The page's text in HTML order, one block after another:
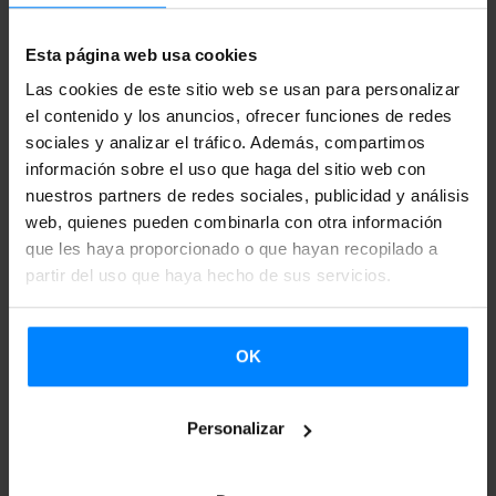
Esta página web usa cookies
Las cookies de este sitio web se usan para personalizar
el contenido y los anuncios, ofrecer funciones de redes
sociales y analizar el tráfico. Además, compartimos
información sobre el uso que haga del sitio web con
nuestros partners de redes sociales, publicidad y análisis
web, quienes pueden combinarla con otra información
que les haya proporcionado o que hayan recopilado a
partir del uso que haya hecho de sus servicios.
OK
Personalizar
exhibición y contratación de espectáculos de teatro,
movimiento y circo, en particular de artes de calle, así
como en un lugar de encuentro para los profesionales de
las artes escénicas. Es una cita anual durante la segunda
semana de septiembre en la que pueden conocerse los
montajes más recientes, en particular los más innovadores.
En la Fira tienen su lugar las diversas disciplinas escénicas,
producción española como de otros países.
57 propuestas artísticas
El programa de esta edición incluye 57 propuestas